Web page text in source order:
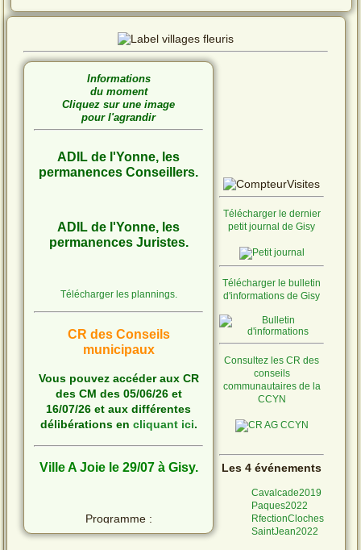
Informations
du moment
Cliquez sur une image
pour l'agrandir
ADIL de l'Yonne, les
permanences Conseillers.
ADIL de l'Yonne, les
permanences Juristes.
Télécharger les plannings.
CR des Conseils
municipaux
Vous pouvez accéder aux CR
des CM des 05/06/26 et
16/07/26 et aux différentes
délibérations en cliquant ici.
Ville A Joie le 29/07 à Gisy.
Programme :
Télécharger le dernier
petit journal de Gisy
Télécharger le bulletin
d'informations de Gisy
Consultez les CR des
conseils
communautaires de la
CCYN
Les 4 événements
Cavalcade2019
Paques2022
RfectionCloches
SaintJean2022